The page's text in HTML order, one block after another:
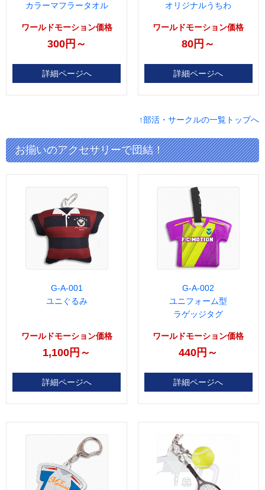
カラーマフラータオル
ワールドモーション価格
300円～
詳細ページへ
オリジナルうちわ
ワールドモーション価格
80円～
詳細ページへ
↑部活・サークルの一覧トップへ
お揃いのアクセサリーで団結！
G-A-001
ユニぐるみ
ワールドモーション価格
1,100円～
詳細ページへ
G-A-002
ユニフォーム型
ラゲッジタグ
ワールドモーション価格
440円～
詳細ページへ